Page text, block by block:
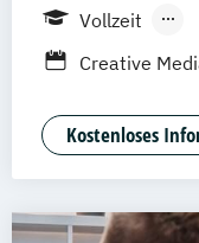
Mannheim
Stuttgart
Vollzeit
Creative
Media
Software
Kostenloses